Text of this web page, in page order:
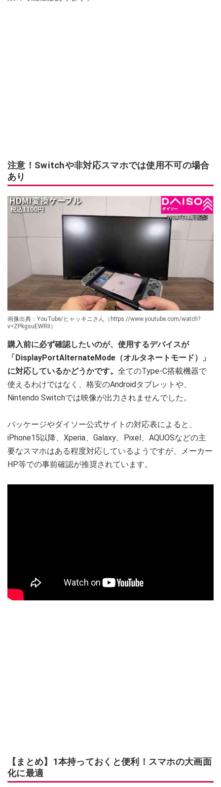
注意！Switchや非対応スマホでは使用不可の場合
あり
画像出典：YouTube/ヒャッキニさん（https://www.youtube.com/watch?
v=ZPkgsuEWRII）
購入前に必ず確認したいのが、使用するデバイスが
「DisplayPortAlternateMode（オルタネートモード）」
に対応しているかどうかです。 全てのType-C搭載機器で
使えるわけではなく、格安のAndroidタブレットや、
Nintendo Switchでは映像が出力されませんでした。
パッケージやダイソー公式サイトの対応表によると、
iPhone15以降、Xperia、Galaxy、Pixel、AQUOSなどの主
要なスマホはある程度対応しているようですが、メーカー
HP等での事前確認が推奨されています。
【まとめ】1本持っておくと便利！スマホの大画面
化に最適